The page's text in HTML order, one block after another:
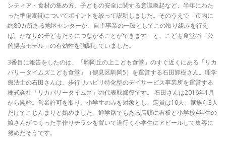
ンティア・食材の集め方、子どもの安全に関する意識喚起など、半年にわた
った準備期間についてポイントを絞って説明しました。そのうえで「市内に
約80カ所ある地区センターが、自主事業の一環としてこの取り組みを行え
ば、かなりの子どもたちにつながることができます」と、こども食堂の「公
的拠点モデル」の有効性を強調していました。
3番目に報告をしたのは、「駒岡丘の上こども食堂」のすぐ近くにある「リカ
バリータイムズこども食堂」（鶴見区駒岡5）を運営する石田輝樹さん。理学
療法士の石田さんは、歩行リハビリ特化型のデイサービス事業所を運営する
株式会社「リカバリータイムズ」の代表取締役です。 石田さんは2016年1月
から開始。営業許可を取り、小学生のみを対象とし、定員は10人。家族ら3人
だけでこじんまりと始めました。通学路でもある店頭に看板と小学校4年生の
娘さんがつくった手作りチラシを置いて道行く小学生にアピールして集客に
努めたそうです。